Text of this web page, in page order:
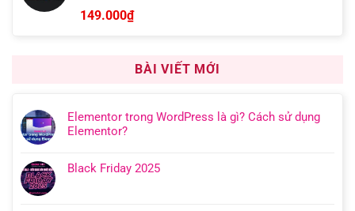
Được xếp
hạng 4.92
149.000₫
BÀI VIẾT MỚI
Elementor trong WordPress là gì? Cách sử dụng
Elementor?
Black Friday 2025